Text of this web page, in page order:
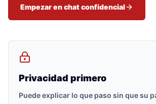
Empezar en chat confidencial
Privacidad primero
Puede explicar lo que paso sin que su